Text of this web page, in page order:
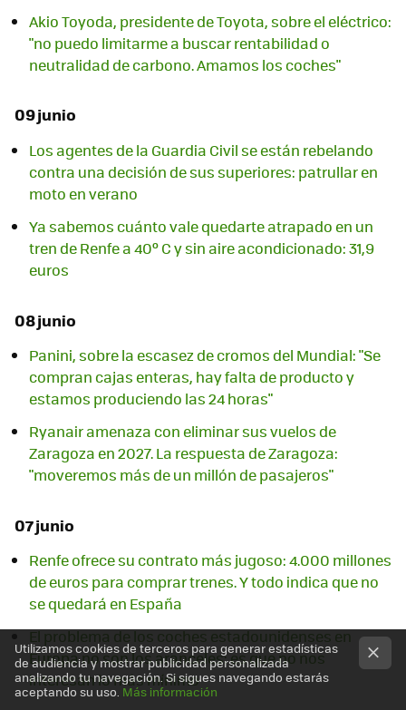
Akio Toyoda, presidente de Toyota, sobre el eléctrico:
"no puedo limitarme a buscar rentabilidad o
neutralidad de carbono. Amamos los coches"
09 junio
Los agentes de la Guardia Civil se están rebelando
contra una decisión de sus superiores: patrullar en
moto en verano
Ya sabemos cuánto vale quedarte atrapado en un
tren de Renfe a 40º C y sin aire acondicionado: 31,9
euros
08 junio
Panini, sobre la escasez de cromos del Mundial: "Se
compran cajas enteras, hay falta de producto y
estamos produciendo las 24 horas"
Ryanair amenaza con eliminar sus vuelos de
Zaragoza en 2027. La respuesta de Zaragoza:
"moveremos más de un millón de pasajeros"
07 junio
Renfe ofrece su contrato más jugoso: 4.000 millones
de euros para comprar trenes. Y todo indica que no
se quedará en España
El problema de los coches estadounidenses en
Europa no son los aranceles: es que no nos
interesan lo más mínimo
Utilizamos cookies de terceros para generar estadísticas
de audiencia y mostrar publicidad personalizada
analizando tu navegación. Si sigues navegando estarás
aceptando su uso.Más información